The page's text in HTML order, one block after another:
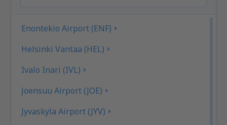
Enontekio Airport (ENF)
Helsinki Vantaa (HEL)
Ivalo Inari (IVL)
Joensuu Airport (JOE)
Jyvaskyla Airport (JYV)